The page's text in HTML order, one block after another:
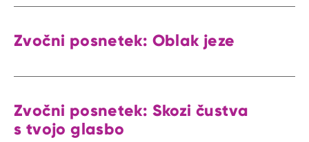
Zvočni posnetek: Oblak jeze
Zvočni posnetek: Skozi čustva
s tvojo glasbo